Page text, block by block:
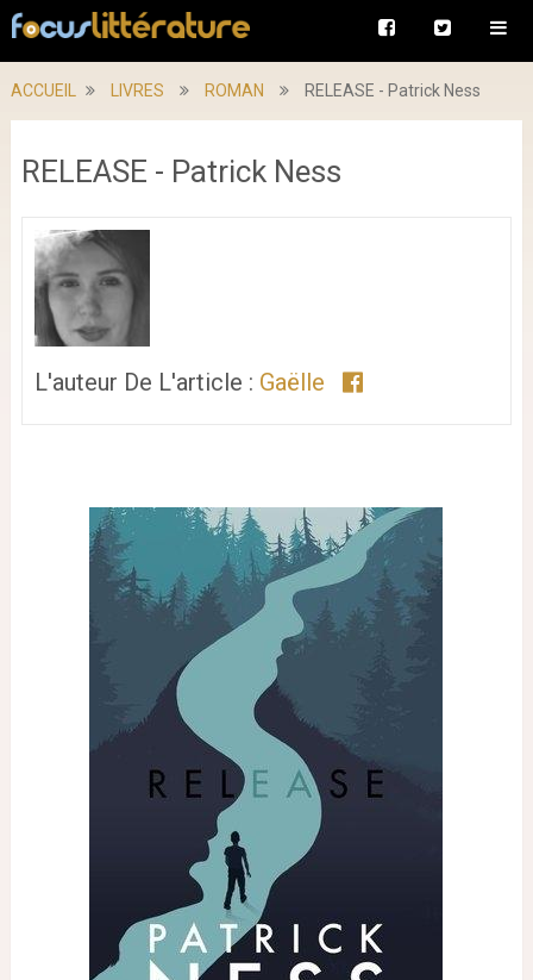
ACCUEIL LIVRES ROMAN RELEASE - Patrick Ness
RELEASE - Patrick Ness
L'auteur De L'article : Gaëlle